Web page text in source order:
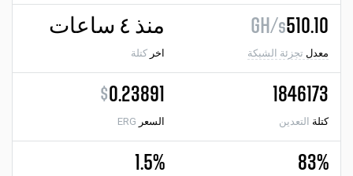
510.10
GH/s
معدل تجزئة الشبكة
منذ ٤ ساعات
اخر كتلة
1846173
كتلة التعدين
0.23891
$
السعر
83%
1.5%